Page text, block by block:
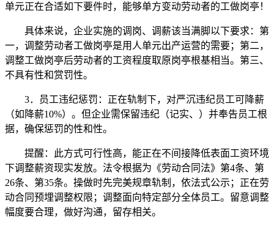
单元正在合适如下要件时，能够单方变动劳动者的工做岗亭！
具体来说，企业实施的调岗、调薪该当满脚以下要求：第
一，调整劳动者工做岗亭是用人单元出产运营的需要；第二，
调整工做岗亭后劳动者的工资程度取原岗亭根基相当。第三、
不具有性和赏罚性。
3．员工违纪惩罚：正在轨制下，对严沉违纪员工可降薪
（如降薪10%）。但企业需保留违纪（记实、）并奉告员工根
据，确保惩罚的性和性。
提醒：此方式可行性高，能正在不间接降低表面工资环境
下调整薪资现实发放。法令根据为《劳动合同法》第4条、第
26条、第35条。操做时先完美规章轨制，依法式公示；正在劳
动合同预埋调整权限；调整面向特定部分全体员工。留意调整
幅度要合理，做好沟通，留存相关。